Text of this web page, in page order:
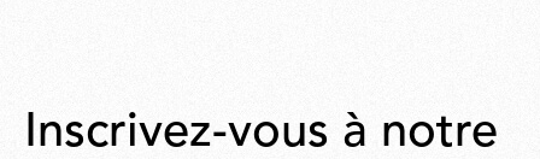
Inscrivez-vous à notre